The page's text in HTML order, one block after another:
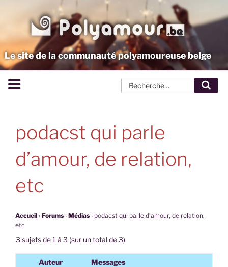
principal
Le site de la communauté polyamoureuse belge
podacst qui parle
d’amour, de relation,
etc
Accueil › Forums › Médias › podacst qui parle d’amour, de relation,
etc
3 sujets de 1 à 3 (sur un total de 3)
Auteur Messages